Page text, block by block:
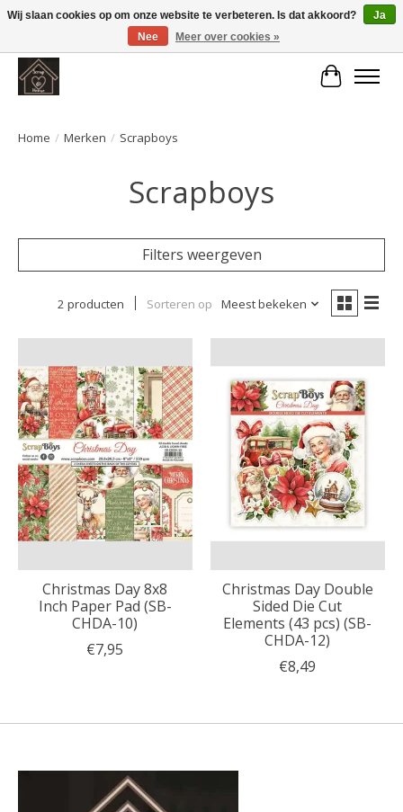
Large selection of products and fast shipping!
Home / Merken / Scrapboys
Scrapboys
Filters weergeven
2 producten Sorteren op Meest bekeken
Christmas Day 8x8
Inch Paper Pad (SB-
CHDA-10)
€7,95
Christmas Day Double
Sided Die Cut
Elements (43 pcs) (SB-
CHDA-12)
€8,49
Wij slaan cookies op om onze website te verbeteren. Is dat akkoord?
Ja
Nee
Meer over cookies »